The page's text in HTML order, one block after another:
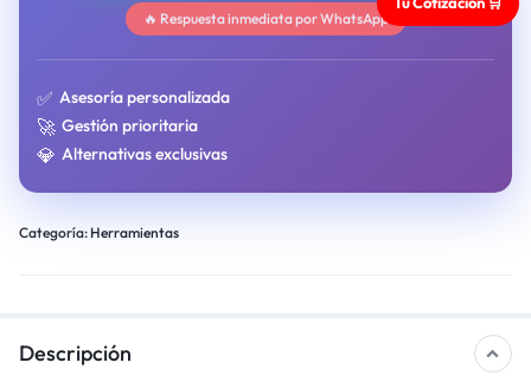
🔥 Respuesta inmediata por WhatsApp
✅ Asesoría personalizada
🚀 Gestión prioritaria
💎 Alternativas exclusivas
Categoría: Herramientas
Descripción